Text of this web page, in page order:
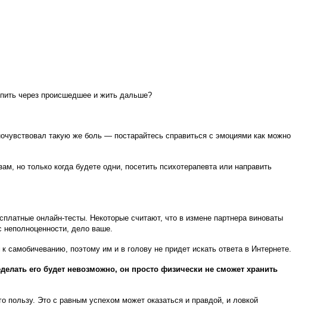
через происшедшее и жить дальше?
такую же боль — постарайтесь справиться с эмоциями как можно
но только когда будете одни, посетить психотерапевта или направить
онлайн-тесты. Некоторые считают, что в измене партнера виноваты
дело ваше.
поэтому им и в голову не придет искать ответа в Интернете.
его будет невозможно, он просто физически не сможет хранить
пользу. Это с равным успехом может оказаться и правдой, и ловкой